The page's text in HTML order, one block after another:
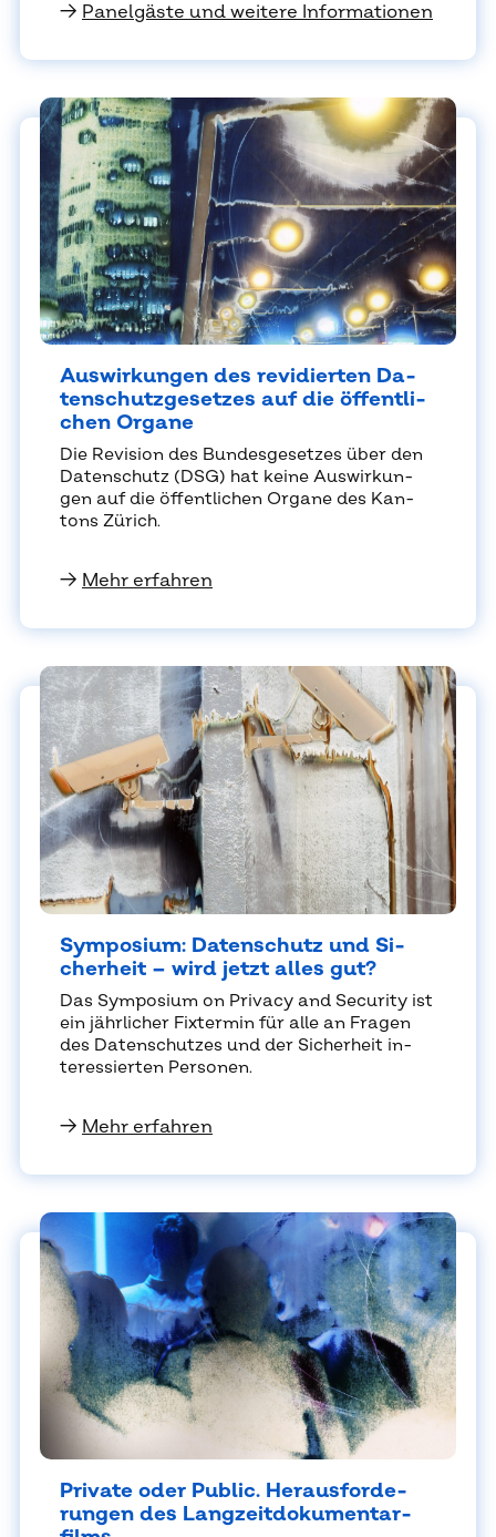
→ Panelgäste und weitere Informationen
Aus­wir­kun­gen des re­vi­dier­ten Da­
ten­schutz­ge­set­zes auf die öf­fent­li­
chen Or­ga­ne
Die Re­vi­si­on des Bun­des­ge­set­zes über den
Da­ten­schutz (DSG) hat kei­ne Aus­wir­kun­
gen auf die öf­fent­li­chen Or­ga­ne des Kan­
tons Zü­rich.
→ Mehr erfahren
Sym­po­si­um: Da­ten­schutz und Si­
cher­heit – wird jetzt al­les gut?
Das Sym­po­si­um on Pri­va­cy and Se­cu­ri­ty ist
ein jähr­li­cher Fix­ter­min für alle an Fra­gen
des Da­ten­schut­zes und der Si­cher­heit in­
ter­es­sier­ten Per­so­nen.
→ Mehr erfahren
Pri­va­te oder Pu­blic. Her­aus­for­de­
run­gen des Lang­zeit­do­ku­men­tar­